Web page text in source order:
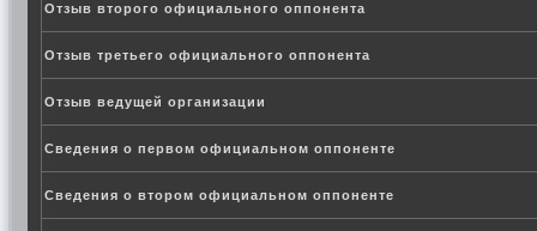
Отзыв второго официального оппонента
Отзыв третьего официального оппонента
Отзыв ведущей организации
Сведения о первом официальном оппоненте
Сведения о втором официальном оппоненте